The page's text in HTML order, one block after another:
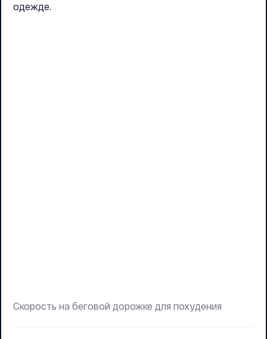
одежде.
Скорость на беговой дорожке для похудения